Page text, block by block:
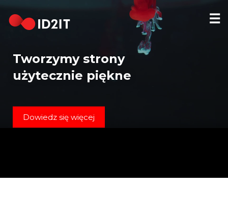
REALIZACJE
DOMENY
KONTAKT
☰
Tworzymy strony
użytecznie piękne
Dowiedz się więcej